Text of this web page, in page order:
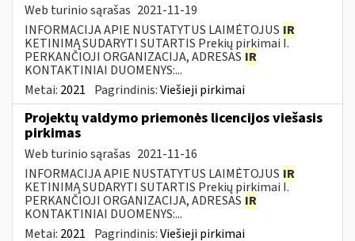
Web turinio sąrašas 2021-11-19
INFORMACIJA APIE NUSTATYTUS LAIMĖTOJUS IR
KETINIMĄ SUDARYTI SUTARTIS Prekių pirkimai I.
PERKANČIOJI ORGANIZACIJA, ADRESAS IR
KONTAKTINIAI DUOMENYS:...
Metai: 2021 Pagrindinis:Viešieji pirkimai
Projektų valdymo priemonės licencijos viešasis
pirkimas
Web turinio sąrašas 2021-11-16
INFORMACIJA APIE NUSTATYTUS LAIMĖTOJUS IR
KETINIMĄ SUDARYTI SUTARTIS Prekių pirkimai I.
PERKANČIOJI ORGANIZACIJA, ADRESAS IR
KONTAKTINIAI DUOMENYS:...
Metai: 2021 Pagrindinis:Viešieji pirkimai